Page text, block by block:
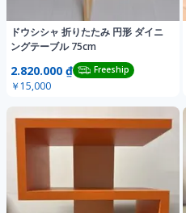
ドウシシャ 折りたたみ 円形 ダイニ
ングテーブル 75cm
2.820.000 ₫ Freeship
￥15,000